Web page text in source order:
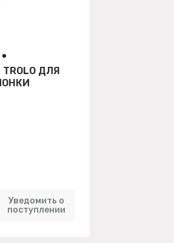
ДЛЯ
Уведомить о
поступлении